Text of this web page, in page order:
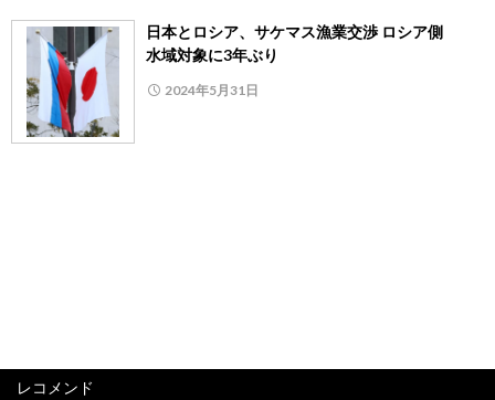
日本とロシア、サケマス漁業交渉 ロシア側
水域対象に3年ぶり
2024年5月31日
レコメンド